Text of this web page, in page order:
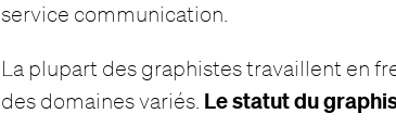
service communication.
La plupart des graphistes travaillent en
des domaines variés. Le statut du